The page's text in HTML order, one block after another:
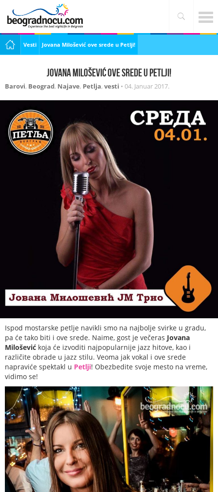
Vesti Jovana Milošević ove srede u Petlji!
Jovana Milošević ove srede u Petlji!
Barovi, Beograd, Najave, Petlja, vesti • 04. Januar 2017.
Ispod mostarske petlje navikli smo na najbolje svirke u gradu,
pa će tako biti i ove srede. Naime, gost je večeras Jovana
Milošević koja će izvoditi najpopularnije jazz hitove, kao i
različite obrade u jazz stilu. Veoma jak vokal i ove srede
napraviće spektakl u Petlji! Obezbedite svoje mesto na vreme,
vidimo se!